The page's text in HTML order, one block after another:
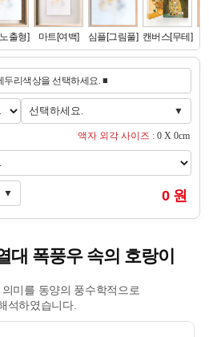
두리색상을 선택하세요. ■
선택하세요. ▼
액자 외각 사이즈 : 0 X 0cm
▼ 0 원
대 폭풍우 속의 호랑이
미를 동양의 풍수학적으로
석하였습니다.